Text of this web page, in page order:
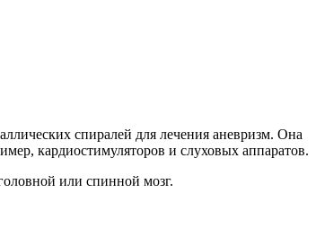
спиралей для лечения аневризм. Она
кардиостимуляторов и слуховых аппаратов.
или спинной мозг.